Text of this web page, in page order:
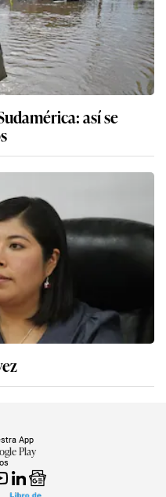
así se
App
Play